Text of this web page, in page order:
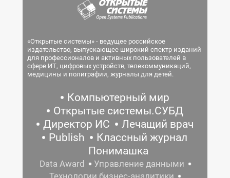
«Открытые системы» - ведущее российское
издательство, выпускающее широкий спектр изданий
для профессионалов и активных пользователей в
сфере ИТ, цифровых устройств, телекоммуникаций,
медицины и полиграфии, журналы для детей.
Компьютерный мир
Открытые системы.СУБД
Директор ИС
Лечащий врач
Publish
Классный журнал
Понимашка
Data Award
Управление данными
Технологии бизнес-аналитики